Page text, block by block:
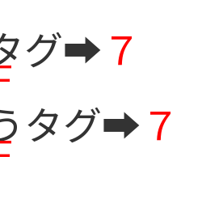
グ➡ ７
タグ➡ ７